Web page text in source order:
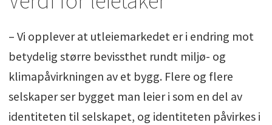
– Vi opplever at utleiemarkedet er i endring mot
betydelig større bevissthet rundt miljø- og
klimapåvirkningen av et bygg. Flere og flere
selskaper ser bygget man leier i som en del av
identiteten til selskapet, og identiteten påvirkes i